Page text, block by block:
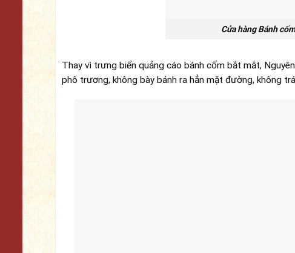
Cửa hàng Bánh
Thay vì trưng biển quảng cáo bánh cốm bắt mắt,
phô trương, không bày bánh ra hẳn mặt đường, không